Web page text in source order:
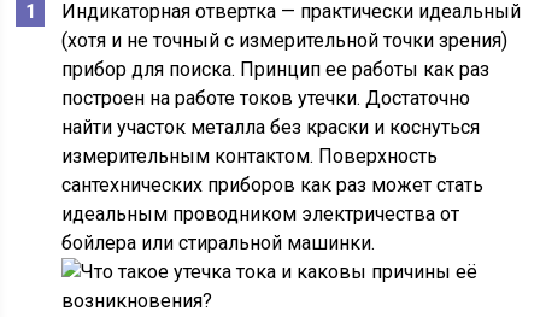
Индикаторная отвертка — практически идеальный
(хотя и не точный с измерительной точки зрения)
прибор для поиска. Принцип ее работы как раз
построен на работе токов утечки. Достаточно
найти участок металла без краски и коснуться
измерительным контактом. Поверхность
сантехнических приборов как раз может стать
идеальным проводником электричества от
бойлера или стиральной машинки.